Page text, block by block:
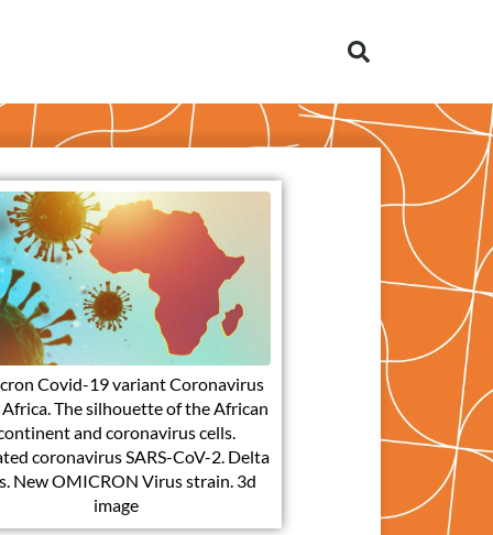
Covid-19 variant Coronavirus
The silhouette of the African
and coronavirus cells.
coronavirus SARS-CoV-2. Delta
New OMICRON Virus strain. 3d
image